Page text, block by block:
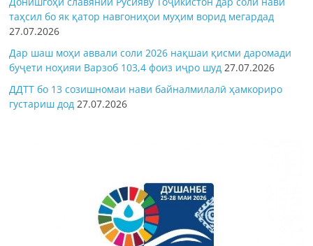
таҳсил бо як қатор навгониҳои муҳим ворид мегардад
27.07.2026
Дар шаш моҳи аввали соли 2026 нақшаи қисми даромади
буҷети ноҳияи Варзоб 103,4 фоиз иҷро шуд 27.07.2026
ДДТТ бо 13 созишномаи нави байналмилалӣ ҳамкориро
густариш дод 27.07.2026